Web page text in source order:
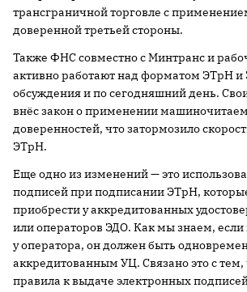
трансграничной торговле с
доверенной третьей стороны.
Также ФНС совместно с Минтранс и
активно работают над форматом ЭТрН и
обсуждения и по сегодняшний день.
внёс закон о применении
доверенностей, что затормозило
ЭТрН.
Еще одно из изменений — это
подписей при подписании ЭТрН,
приобрести у аккредитованных
или операторов ЭДО. Как мы знаем,
у оператора, он должен быть
аккредитованным УЦ. Связано это с тем,
правила к выдаче электронных